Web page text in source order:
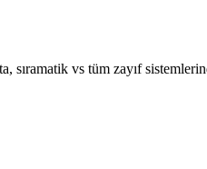
sıramatik vs tüm zayıf